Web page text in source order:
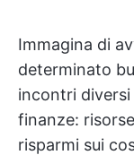
Immagina di
determinato
incontri
finanze:
risparmi sui